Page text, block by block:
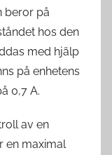
beror på
hos den
med hjälp
på enhetens
0,7 A.
av en
en maximal